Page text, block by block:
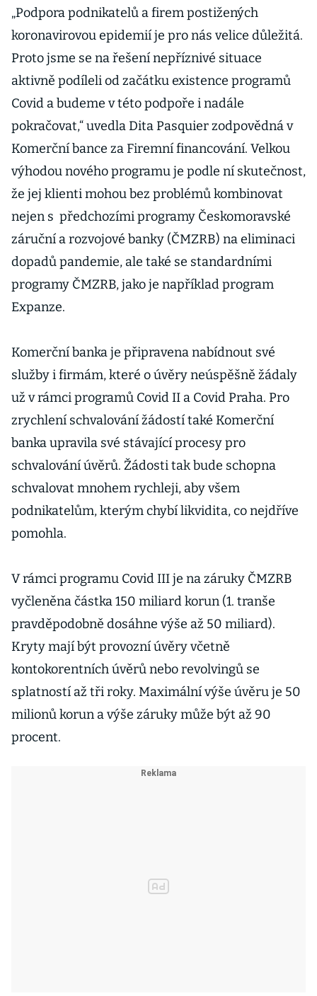
„Podpora podnikatelů a firem postižených
koronavirovou epidemií je pro nás velice důležitá.
Proto jsme se na řešení nepříznivé situace
aktivně podíleli od začátku existence programů
Covid a budeme v této podpoře i nadále
pokračovat,“ uvedla Dita Pasquier zodpovědná v
Komerční bance za Firemní financování. Velkou
výhodou nového programu je podle ní skutečnost,
že jej klienti mohou bez problémů kombinovat
nejen s předchozími programy Českomoravské
záruční a rozvojové banky (ČMZRB) na eliminaci
dopadů pandemie, ale také se standardními
programy ČMZRB, jako je například program
Expanze.
Komerční banka je připravena nabídnout své
služby i firmám, které o úvěry neúspěšně žádaly
už v rámci programů Covid II a Covid Praha. Pro
zrychlení schvalování žádostí také Komerční
banka upravila své stávající procesy pro
schvalování úvěrů. Žádosti tak bude schopna
schvalovat mnohem rychleji, aby všem
podnikatelům, kterým chybí likvidita, co nejdříve
pomohla.
V rámci programu Covid III je na záruky ČMZRB
vyčleněna částka 150 miliard korun (1. tranše
pravděpodobně dosáhne výše až 50 miliard).
Kryty mají být provozní úvěry včetně
kontokorentních úvěrů nebo revolvingů se
splatností až tři roky. Maximální výše úvěru je 50
milionů korun a výše záruky může být až 90
procent.